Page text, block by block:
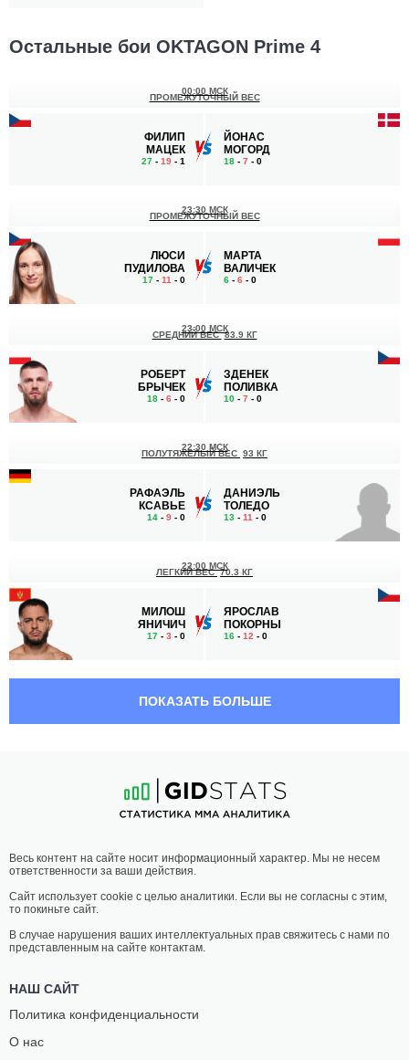
Остальные бои OKTAGON Prime 4
ФИЛИП
МАЦЕК
27 - 19 - 1
00:00 МСК
ПРОМЕЖУТОЧНЫЙ ВЕС
ЙОНАС
МОГОРД
18 - 7 - 0
ЛЮСИ
ПУДИЛОВА
17 - 11 - 0
23:30 МСК
ПРОМЕЖУТОЧНЫЙ ВЕС
МАРТА
ВАЛИЧЕК
6 - 6 - 0
РОБЕРТ
БРЫЧЕК
18 - 6 - 0
23:00 МСК
СРЕДНИЙ ВЕС 83.9 КГ
ЗДЕНЕК
ПОЛИВКА
10 - 7 - 0
РАФАЭЛЬ
КСАВЬЕ
14 - 9 - 0
22:30 МСК
ПОЛУТЯЖЕЛЫЙ ВЕС 93 КГ
ДАНИЭЛЬ
ТОЛЕДО
13 - 11 - 0
МИЛОШ
ЯНИЧИЧ
17 - 3 - 0
22:00 МСК
ЛЕГКИЙ ВЕС 70.3 КГ
ЯРОСЛАВ
ПОКОРНЫ
16 - 12 - 0
ЮНГВИРТ
16-9- 0
20:30 МСК
ПОЛУСРЕДНИЙ ВЕС 77.1 КГ
ФАРКАШ
ПОКАЗАТЬ БОЛЬШЕ
Весь контент на сайте носит информационный характер. Мы не несем
ответственности за ваши действия.
Сайт использует cookie с целью аналитики. Если вы не согласны с этим,
то покиньте сайт.
В случае нарушения ваших интеллектуальных прав свяжитесь с нами по
представленным на сайте контактам.
НАШ САЙТ
Политика конфиденциальности
О нас